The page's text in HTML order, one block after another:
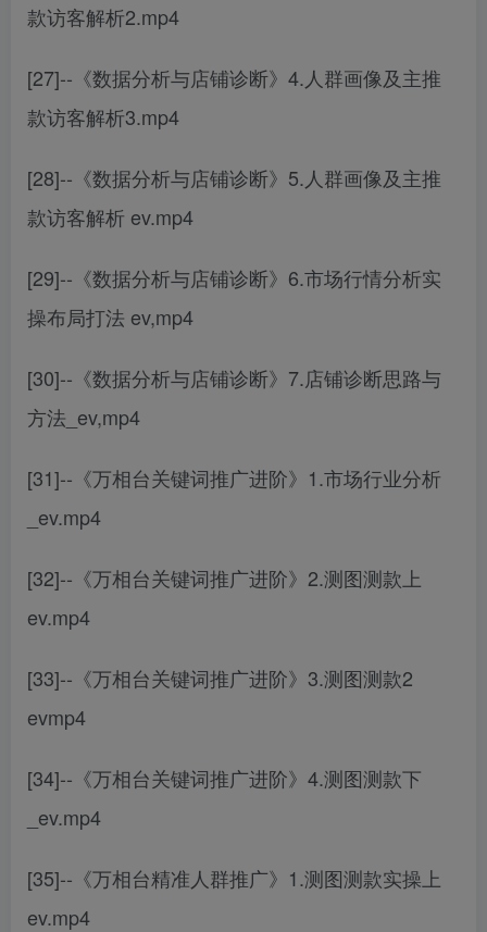
款访客解析2.mp4
[27]--《数据分析与店铺诊断》4.人群画像及主推
款访客解析3.mp4
[28]--《数据分析与店铺诊断》5.人群画像及主推
款访客解析 ev.mp4
[29]--《数据分析与店铺诊断》6.市场行情分析实
操布局打法 ev,mp4
[30]--《数据分析与店铺诊断》7.店铺诊断思路与
方法_ev,mp4
[31]--《万相台关键词推广进阶》1.市场行业分析
_ev.mp4
[32]--《万相台关键词推广进阶》2.测图测款上
ev.mp4
[33]--《万相台关键词推广进阶》3.测图测款2
evmp4
[34]--《万相台关键词推广进阶》4.测图测款下
_ev.mp4
[35]--《万相台精准人群推广》1.测图测款实操上
ev.mp4